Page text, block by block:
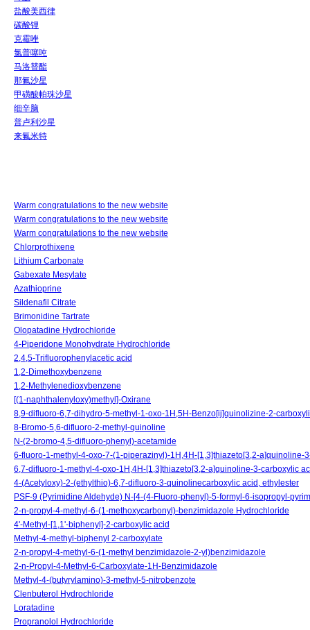
盐酸美西律
碳酸锂
克霉唑
氯普噻吨
马洛替酯
那氟沙星
甲磺酸帕珠沙星
细辛脑
普卢利沙星
来氟米特
Warm congratulations to the new website
Warm congratulations to the new website
Warm congratulations to the new website
Chlorprothixene
Lithium Carbonate
Gabexate Mesylate
Azathioprine
Sildenafil Citrate
Brimonidine Tartrate
Olopatadine Hydrochloride
4-Piperidone Monohydrate Hydrochloride
2,4,5-Trifluorophenylacetic acid
1,2-Dimethoxybenzene
1,2-Methylenedioxybenzene
[(1-naphthalenyloxy)methyl]-Oxirane
8,9-difluoro-6,7-dihydro-5-methyl-1-oxo-1H,5H-Benzo[ij]quinolizine-2-
8-Bromo-5,6-difluoro-2-methyl-quinoline
N-(2-bromo-4,5-difluoro-phenyl)-acetamide
6-fluoro-1-methyl-4-oxo-7-(1-piperazinyl)-1H,4H-[1,3]thiazeto[3,2-a]quinoline-
6,7-difluoro-1-methyl-4-oxo-1H,4H-[1,3]thiazeto[3,2-a]quinoline-3-carboxylic
4-(Acetyloxy)-2-(ethylthio)-6,7-difluoro-3-quinolinecarboxylic acid, ethylester
PSF-9 (Pyrimidine Aldehyde) N-[4-(4-Fluoro-phenyl)-5-formyl-6-isopropyl-
2-n-propyl-4-methyl-6-(1-methoxycarbonyl)-benzimidazole Hydrochloride
4'-Methyl-[1,1'-biphenyl]-2-carboxylic acid
Methyl-4-methyl-biphenyl 2-carboxylate
2-n-propyl-4-methyl-6-(1-methyl benzimidazole-2-yl)benzimidazole
2-n-Propyl-4-Methyl-6-Carboxylate-1H-Benzimidazole
Methyl-4-(butyrylamino)-3-methyl-5-nitrobenzote
Clenbuterol Hydrochloride
Loratadine
Propranolol Hydrochloride